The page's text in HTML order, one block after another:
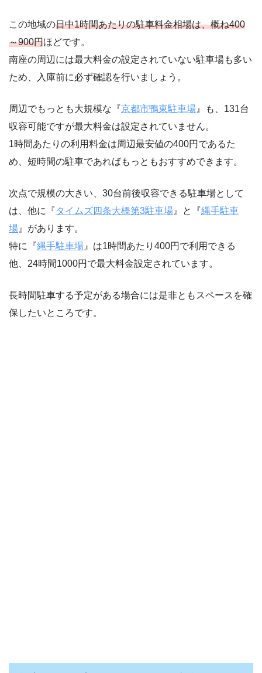
この地域の日中1時間あたりの駐車料金相場は、概ね400
～900円ほどです。
南座の周辺には最大料金の設定されていない駐車場も多い
ため、入庫前に必ず確認を行いましょう。
周辺でもっとも大規模な『京都市鴨東駐車場 』も、131台
収容可能ですが最大料金は設定されていません。
1時間あたりの利用料金は周辺最安値の400円であるた
め、短時間の駐車であればもっともおすすめできます。
次点で規模の大きい、30台前後収容できる駐車場として
は、他に『タイムズ四条大橋第3駐車場 』と『縄手駐車
場 』があります。
特に『縄手駐車場 』は1時間あたり400円で利用できる
他、24時間1000円で最大料金設定されています。
長時間駐車する予定がある場合には是非ともスペースを確
保したいところです。